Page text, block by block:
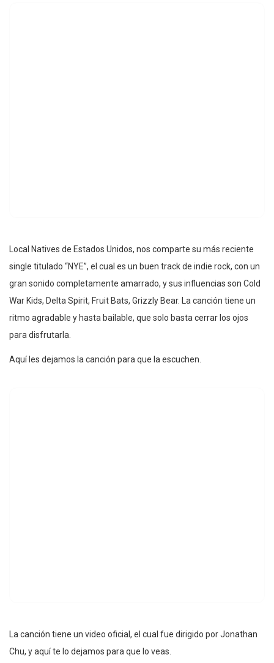
Local Natives de Estados Unidos, nos comparte su más reciente
single titulado “NYE”, el cual es un buen track de indie rock, con un
gran sonido completamente amarrado, y sus influencias son Cold
War Kids, Delta Spirit, Fruit Bats, Grizzly Bear. La canción tiene un
ritmo agradable y hasta bailable, que solo basta cerrar los ojos
para disfrutarla.
Aquí les dejamos la canción para que la escuchen.
La canción tiene un video oficial, el cual fue dirigido por Jonathan
Chu, y aquí te lo dejamos para que lo veas.